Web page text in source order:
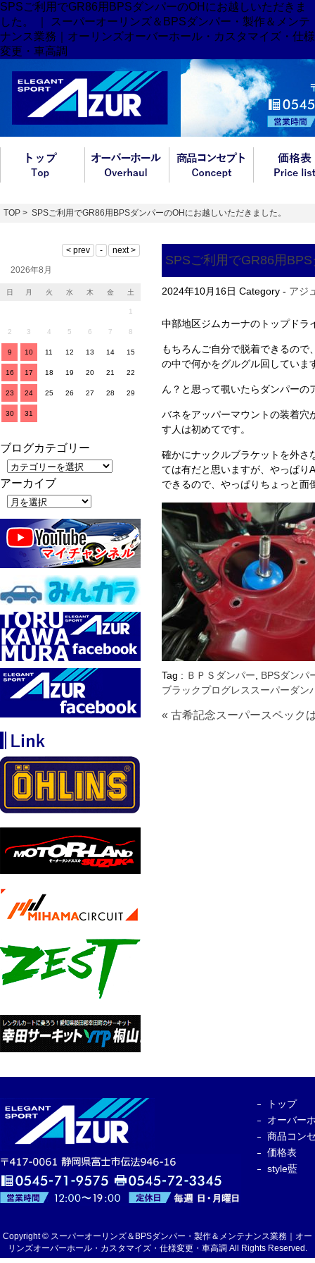
SPSご利用でGR86用BPSダンパーのOHにお越しいただきま
した。 ｜ スーパーオーリンズ＆BPSダンパー・製作＆メンテ
ナンス業務｜オーリンズオーバーホール・カスタマイズ・仕様
変更・車高調
TOP > SPSご利用でGR86用BPSダンパーのOHにお越しいただきました。
SPSご利用でGR86用
2024年10月16日 Category - アジ
中部地区ジムカーナのトップドラ
もちろんご自分で脱着できるの
の中で何かをグルグル回していま
ん？と思って覗いたらダンパー
バネをアッパーマウントの装着穴
す人は初めてです。
確かにナックルブラケットを外さ
ては有だと思いますが、やっぱり
できるので、やっぱりちょっと面
Tag : ＢＰＳダンパー
BPSダンパ
ブラックプログレススーパーダン
« 古希記念スーパースペック
2026年8月
日 月 火 水 木 金 土
1
2 3 4 5 6 7 8
9 10 11 12 13 14 15
16 17 18 19 20 21 22
23 24 25 26 27 28 29
30 31
ブログカテゴリー
アーカイブ
トップ
オーバー
商品コン
価格表
style藍
Copyright © スーパーオーリンズ＆BPSダンパー・製作＆メンテナンス業務｜オー
リンズオーバーホール・カスタマイズ・仕様変更・車高調 All Rights Reserved.